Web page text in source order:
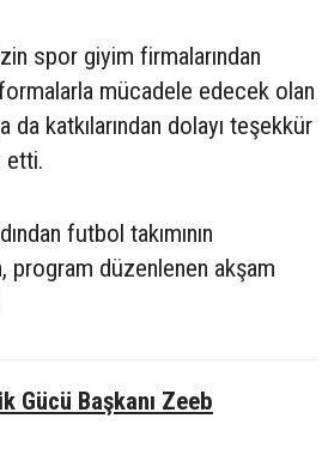
spor giyim firmalarından
formalarla mücadele edecek olan
da katkılarından dolayı teşekkür
etti.
futbol takımının
program düzenlenen akşam
Gücü Başkanı Zeeb